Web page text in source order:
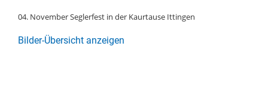
04. November Seglerfest in der Kaurtause Ittingen
Bilder-Übersicht anzeigen